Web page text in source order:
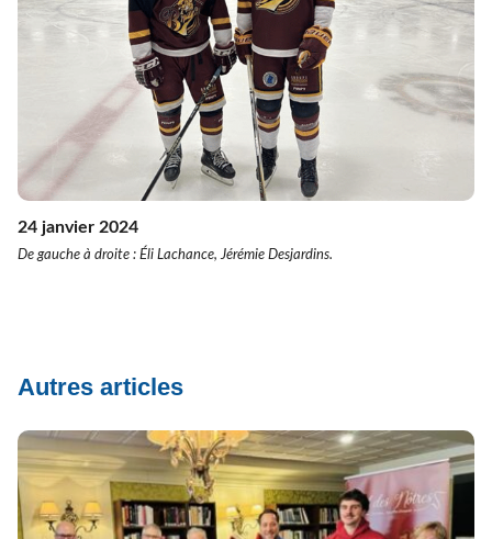
24 janvier 2024
De gauche à droite : Éli Lachance, Jérémie Desjardins.
Autres articles